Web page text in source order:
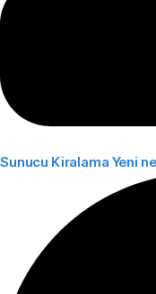
Sunucu Kiralama Yeni